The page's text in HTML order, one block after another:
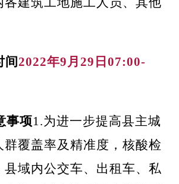
间2022年9月29日07:00-
事项1.为进一步提高县主城
群覆盖率及精准度，核酸检
县域内公交车、出租车、私